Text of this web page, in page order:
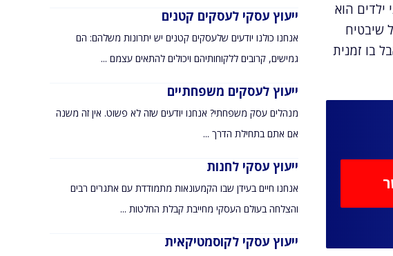
ילדים הוא
שיבטיח
בו זמנית
ייעוץ עסקי לעסקים קטנים
אנחנו כולנו יודעים שלעסקים קטנים יש יתרונות משלהם: הם
גמישים, קרובים ללקוחותיהם ויכולים להתאים עצמם ...
ייעוץ לעסקים משפחתיים
מנהלים עסק משפחתי? אנחנו יודעים שזה לא פשוט. אין זה משנה
אם אתם בתחילת הדרך ...
ייעוץ עסקי לחנות
אנחנו חיים בעידן שבו הקמעונאות מתמודדת עם אתגרים רבים
והצלחה בעולם העסקי מחייבת קבלת החלטות ...
ייעוץ עסקי לקוסמטיקאית